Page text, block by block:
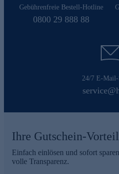
Gebührenfreie Bestell-Hotline
0800 29 888 88
24/7 E-Mail-
Ihre Gutschein-
Einfach einlösen und sofort
volle Transparenz.